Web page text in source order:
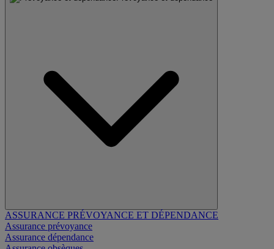
ASSURANCE PRÉVOYANCE ET DÉPENDANCE
Assurance prévoyance
Assurance dépendance